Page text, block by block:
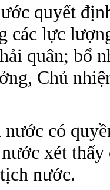
quyết
các lực
quân; bổ
Chủ
có
xét
nước.